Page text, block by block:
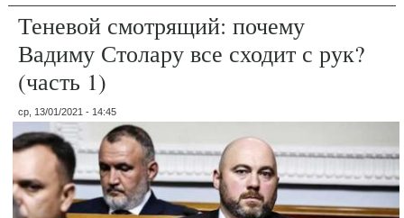
Теневой смотрящий: почему
Вадиму Столару все сходит с рук?
(часть 1)
ср, 13/01/2021 - 14:45